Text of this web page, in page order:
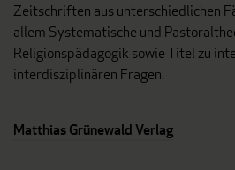
Zeitschriften aus unterschiedlichen
allem Systematische und
Religionspädagogik sowie Titel zu
interdisziplinären Fragen.
Matthias Grünewald Verlag